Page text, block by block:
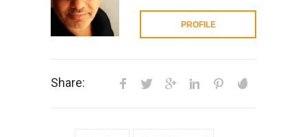
PROFILE
Share: